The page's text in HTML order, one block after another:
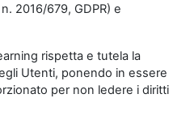
2016/679, GDPR) e
rispetta e tutela la
Utenti, ponendo in essere
per non ledere i diritti